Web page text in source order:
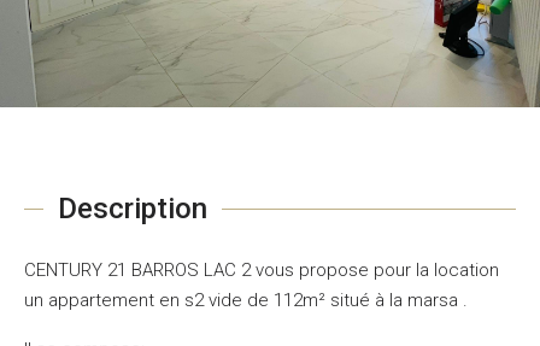
Description
CENTURY 21 BARROS LAC 2 vous propose pour la location
un appartement en s2 vide de 112m² situé à la marsa .